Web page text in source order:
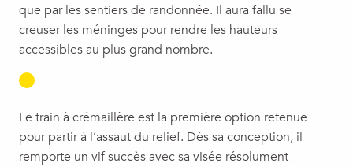
que par les sentiers de randonnée. Il aura fallu se
creuser les méninges pour rendre les hauteurs
accessibles au plus grand nombre.
Le train à crémaillère est la première option retenue
pour partir à l’assaut du relief. Dès sa conception, il
remporte un vif succès avec sa visée résolument